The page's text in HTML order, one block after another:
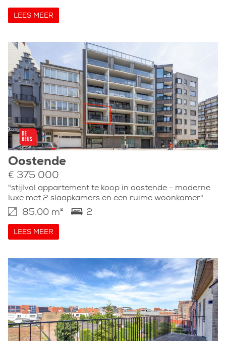
LEES MEER
Oostende
€ 375 000
"stijlvol appartement te koop in oostende - moderne
luxe met 2 slaapkamers en een ruime woonkamer"
85.00 m² 2
LEES MEER